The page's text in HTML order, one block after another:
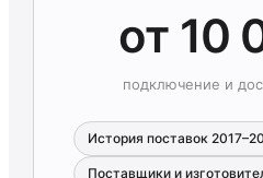
от 10
подключение и
История поставок
Поставщики и